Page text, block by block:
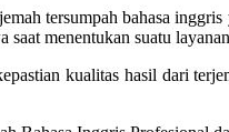
tersumpah bahasa
saat menentukan suatu
kualitas hasil dari